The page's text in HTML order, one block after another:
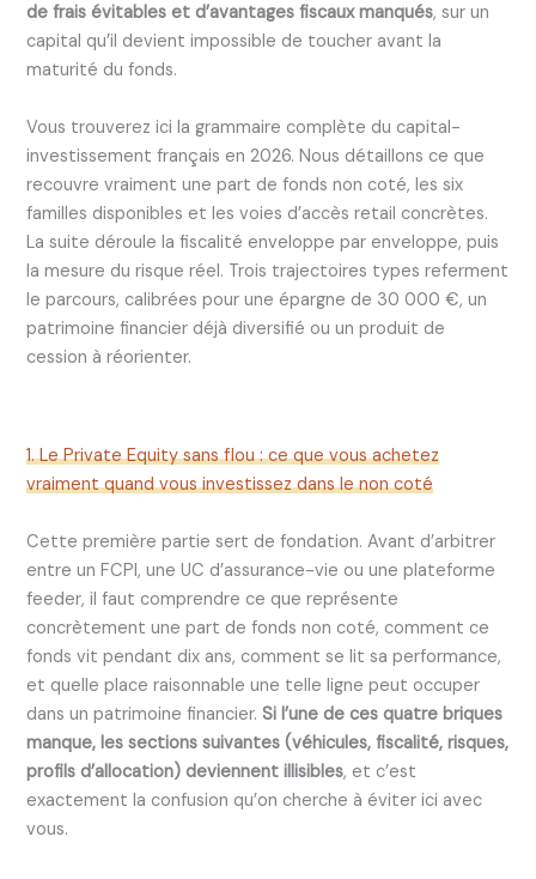
de frais évitables et d’avantages fiscaux manqués, sur un
capital qu’il devient impossible de toucher avant la
maturité du fonds.
Vous trouverez ici la grammaire complète du capital-
investissement français en 2026. Nous détaillons ce que
recouvre vraiment une part de fonds non coté, les six
familles disponibles et les voies d’accès retail concrètes.
La suite déroule la fiscalité enveloppe par enveloppe, puis
la mesure du risque réel. Trois trajectoires types referment
le parcours, calibrées pour une épargne de 30 000 €, un
patrimoine financier déjà diversifié ou un produit de
cession à réorienter.
1. Le Private Equity sans flou : ce que vous achetez
vraiment quand vous investissez dans le non coté
Cette première partie sert de fondation. Avant d’arbitrer
entre un FCPI, une UC d’assurance-vie ou une plateforme
feeder, il faut comprendre ce que représente
concrètement une part de fonds non coté, comment ce
fonds vit pendant dix ans, comment se lit sa performance,
et quelle place raisonnable une telle ligne peut occuper
dans un patrimoine financier. Si l’une de ces quatre briques
manque, les sections suivantes (véhicules, fiscalité, risques,
profils d’allocation) deviennent illisibles, et c’est
exactement la confusion qu’on cherche à éviter ici avec
vous.